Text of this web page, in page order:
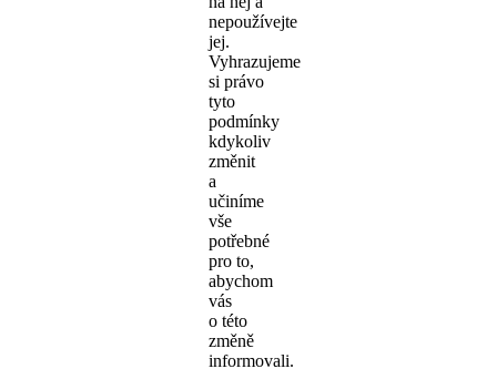
nepoužívejte
jej.
Vyhrazujeme
si právo
tyto
podmínky
kdykoliv
změnit
a
učiníme
vše
potřebné
pro to,
abychom
vás
o této
změně
informovali.